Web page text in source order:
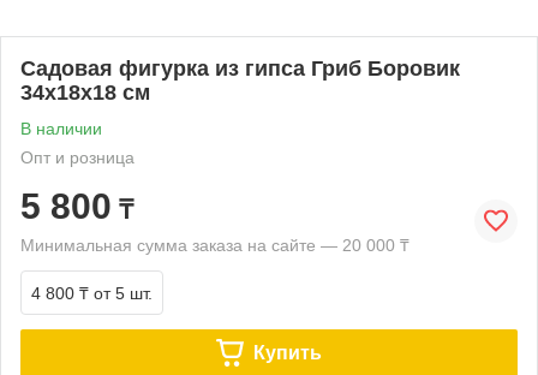
Садовая фигурка из гипса Гриб Боровик
34х18х18 см
В наличии
Опт и розница
5 800 ₸
Минимальная сумма заказа на сайте — 20 000 ₸
4 800 ₸ от 5 шт.
Купить